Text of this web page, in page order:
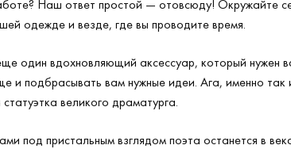
Наш ответ простой — отовсюду! Окружайте
одежде и везде, где вы проводите время.
один вдохновляющий аксессуар, который нужен
и подбрасывать вам нужные идеи. Ага, именно
великого драматурга.
под пристальным взглядом поэта останется в